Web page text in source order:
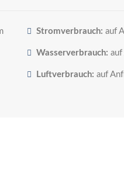
Stromverbrauch: auf
Wasserverbrauch: auf
Luftverbrauch: auf